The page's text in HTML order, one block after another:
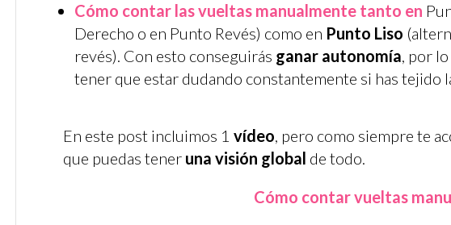
Cómo contar las vueltas manualmente tanto en
Derecho o en Punto Revés) como en Punto Liso
revés). Con esto conseguirás ganar autonomía, por
tener que estar dudando constantemente si has tejido
En este post incluimos 1 vídeo, pero como siempre te
que puedas tener una visión global de todo.
Cómo contar vueltas